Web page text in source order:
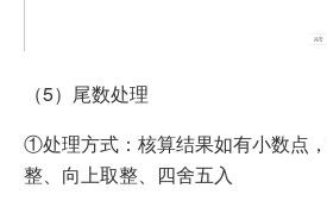
（5） 尾数处理
①处理方式：核算结果如有小数点
整、向上取整、四舍五入